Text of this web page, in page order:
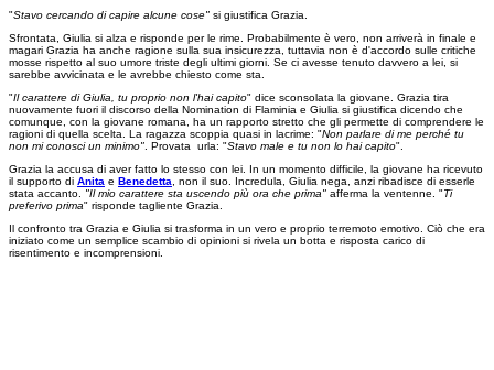
"Stavo cercando di capire alcune cose" si giustifica Grazia.
Sfrontata, Giulia si alza e risponde per le rime. Probabilmente è vero, non arriverà in finale e
magari Grazia ha anche ragione sulla sua insicurezza, tuttavia non è d'accordo sulle critiche
mosse rispetto al suo umore triste degli ultimi giorni. Se ci avesse tenuto davvero a lei, si
sarebbe avvicinata e le avrebbe chiesto come sta.
"Il carattere di Giulia, tu proprio non l'hai capito" dice sconsolata la giovane. Grazia tira
nuovamente fuori il discorso della Nomination di Flaminia e Giulia si giustifica dicendo che
comunque, con la giovane romana, ha un rapporto stretto che gli permette di comprendere le
ragioni di quella scelta. La ragazza scoppia quasi in lacrime: "Non parlare di me perché tu
non mi conosci un minimo". Provata urla: "Stavo male e tu non lo hai capito".
Grazia la accusa di aver fatto lo stesso con lei. In un momento difficile, la giovane ha ricevuto
il supporto di Anita e Benedetta, non il suo. Incredula, Giulia nega, anzi ribadisce di esserle
stata accanto. "Il mio carattere sta uscendo più ora che prima" afferma la ventenne. "Ti
preferivo prima" risponde tagliente Grazia.
Il confronto tra Grazia e Giulia si trasforma in un vero e proprio terremoto emotivo. Ciò che era
iniziato come un semplice scambio di opinioni si rivela un botta e risposta carico di
risentimento e incomprensioni.